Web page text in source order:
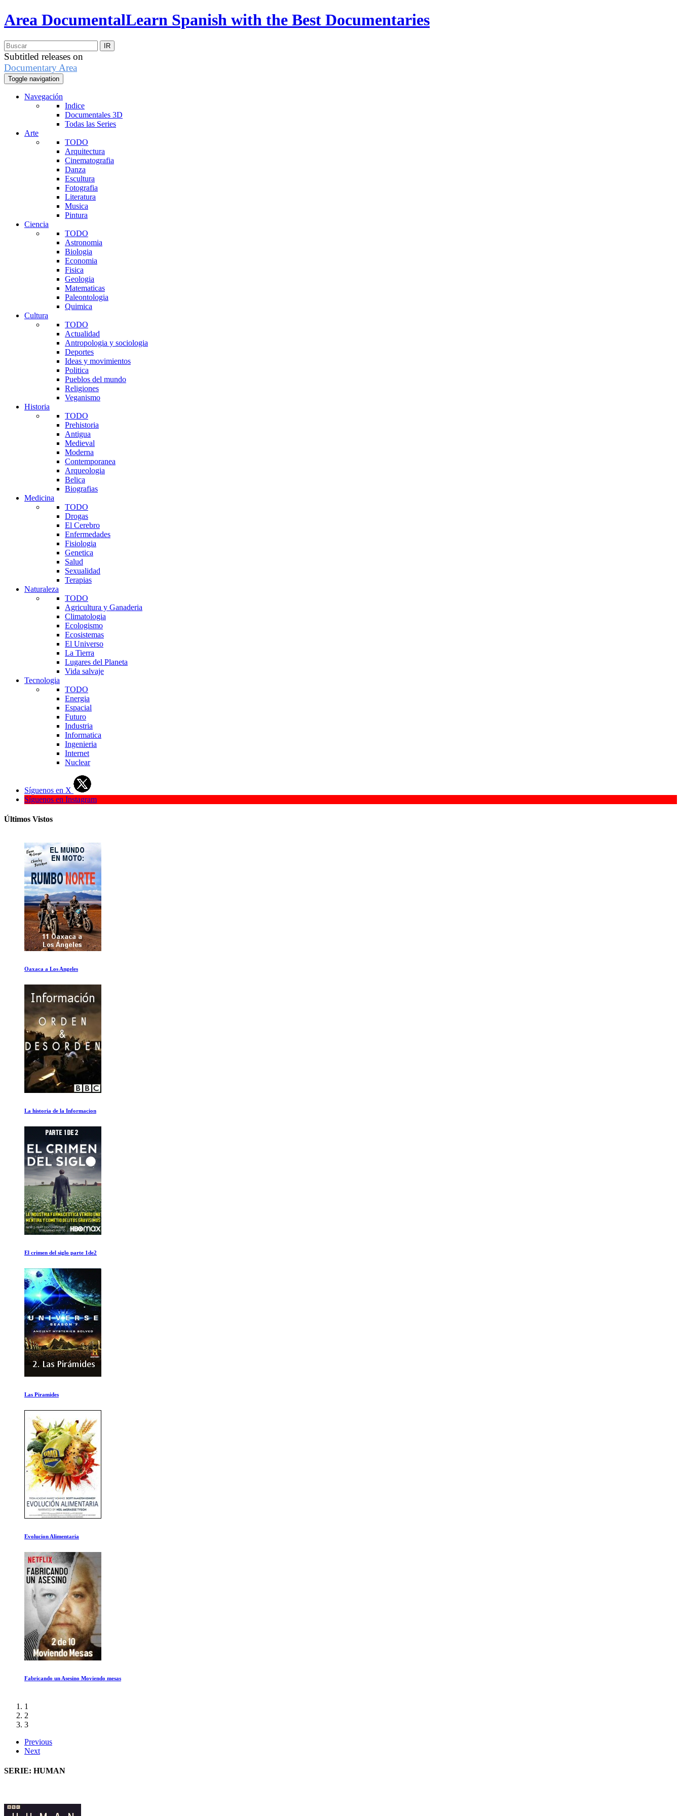
Area DocumentalLearn Spanish with the Best Documentaries
Subtitled releases on
Documentary Area
Toggle navigation
Navegación
Indice
Documentales 3D
Todas las Series
Arte
TODO
Arquitectura
Cinematografia
Danza
Escultura
Fotografia
Literatura
Musica
Pintura
Ciencia
TODO
Astronomia
Biologia
Economia
Fisica
Geologia
Matematicas
Paleontologia
Quimica
Cultura
TODO
Actualidad
Antropologia y sociologia
Deportes
Ideas y movimientos
Politica
Pueblos del mundo
Religiones
Veganismo
Historia
TODO
Prehistoria
Antigua
Medieval
Moderna
Contemporanea
Arqueologia
Belica
Biografias
Medicina
TODO
Drogas
El Cerebro
Enfermedades
Fisiologia
Genetica
Salud
Sexualidad
Terapias
Naturaleza
TODO
Agricultura y Ganaderia
Climatologia
Ecologismo
Ecosistemas
El Universo
La Tierra
Lugares del Planeta
Vida salvaje
Tecnologia
TODO
Energia
Espacial
Futuro
Industria
Informatica
Ingenieria
Internet
Nuclear
Síguenos en X
Síguenos en Instagram
Últimos Vistos
Como ser Warren Buffet
Titanic: La resurreccion digital
El Dawn Wall
14 Dias de Sangre
137 Disparos
Marty, la vida es corta
1
2
3
Previous
Next
SERIE: HUMAN